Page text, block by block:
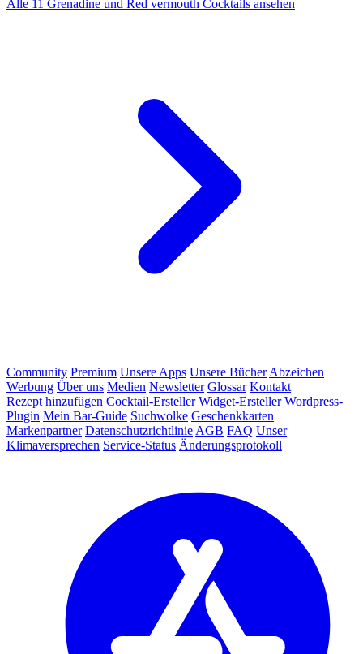
Alle 11 Grenadine und Red vermouth Cocktails ansehen
Community Premium Unsere Apps Unsere Bücher Abzeichen
Werbung Über uns Medien Newsletter Glossar Kontakt
Rezept hinzufügen Cocktail-Ersteller Widget-Ersteller Wordpress-
Plugin Mein Bar-Guide Suchwolke Geschenkkarten
Markenpartner Datenschutzrichtlinie AGB FAQ Unser
Klimaversprechen Service-Status Änderungsprotokoll